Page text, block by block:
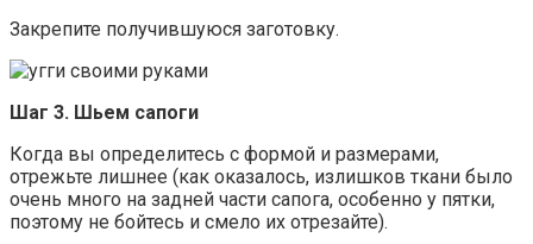
Закрепите получившуюся заготовку.
Шаг 3. Шьем сапоги
Когда вы определитесь с формой и размерами,
отрежьте лишнее (как оказалось, излишков ткани было
очень много на задней части сапога, особенно у пятки,
поэтому не бойтесь и смело их отрезайте).